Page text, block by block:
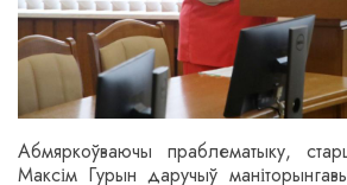
Абмяркоўваючы праблематыку,
Максім Гурын даручыў